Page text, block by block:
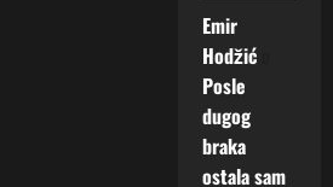
Emir
Hodžić
Posle
dugog
braka
ostala sam